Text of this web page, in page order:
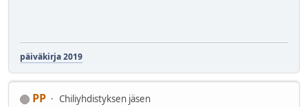
päiväkirja 2019
PP
Chiliyhdistyksen jäsen